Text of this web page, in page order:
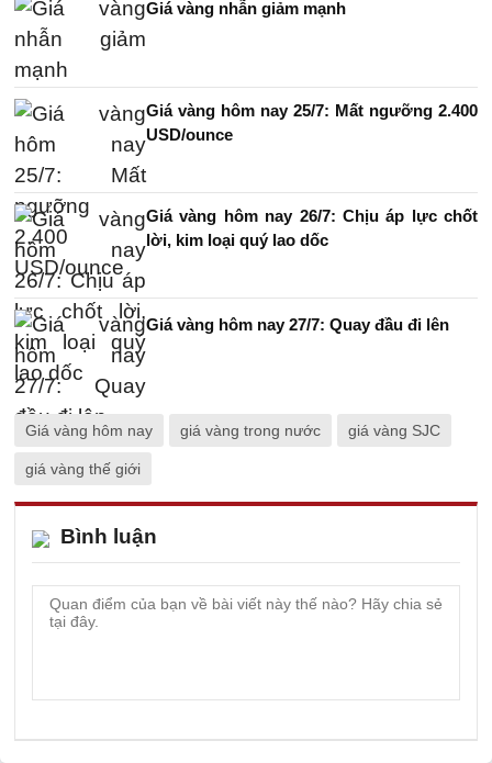
Giá vàng nhẫn giảm mạnh
Giá vàng hôm nay 25/7: Mất ngưỡng 2.400
USD/ounce
Giá vàng hôm nay 26/7: Chịu áp lực chốt
lời, kim loại quý lao dốc
Giá vàng hôm nay 27/7: Quay đầu đi lên
Giá vàng hôm nay giá vàng trong nước giá vàng SJC
giá vàng thế giới
Bình luận